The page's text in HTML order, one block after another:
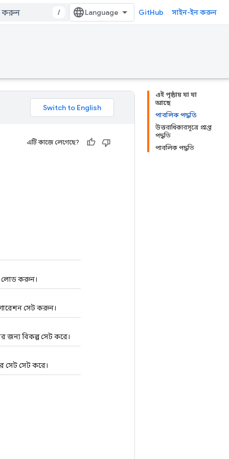
/ GitHub সাইন-ইন করুন
এই পৃষ্ঠায় যা যা
আছে
পাবলিক পদ্ধতি
উত্তরাধিকারসূত্রে প্রাপ্ত
পদ্ধতি
পাবলিক পদ্ধতি
এটি কাজে লেগেছে?
লোড করুন।
সেট করুন।
জন্য বিকল্প সেট করে।
সেট সেট করে।